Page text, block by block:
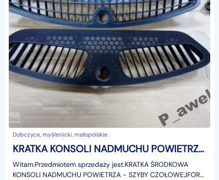
Dobczyce, myślenicki, małopolskie
KRATKA KONSOLI NADMUCHU POWIETRZA FORD S-MAX Ford S-MAX
Witam.Przedmiotem sprzedaży jest.KRATKA ŚRODKOWA
KONSOLI NADMUCHU POWIETRZA - SZYBY CZOŁOWEJFORD